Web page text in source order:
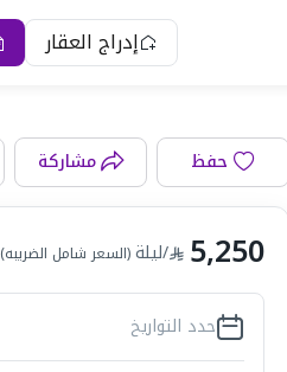
إدراج العقار
المعيشة
حفظ مشاركة
5,250 /ليلة(السعر شامل الضريبه)
حدد التواريخ